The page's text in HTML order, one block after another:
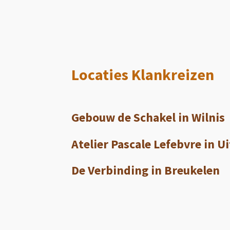
Locaties Klankreizen
Gebouw de Schakel in Wilnis
Atelier Pascale Lefebvre in
De Verbinding in Breukelen